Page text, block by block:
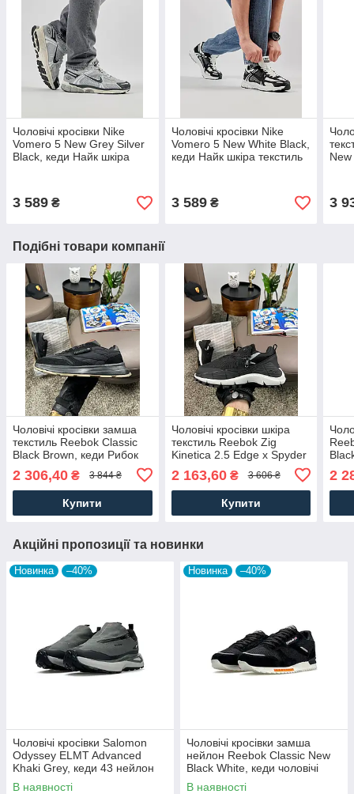
Чоловічі кросівки Nike
Vomero 5 New Grey Silver
Black, кеди Найк шкіра
3 589 ₴
Чоловічі кросівки Nike
Vomero 5 New White Black,
кеди Найк шкіра текстиль
3 589₴ 3
Подібні товари компанії
Чоловічі кросівки замша
текстиль Reebok Classic
Black Brown, кеди Рибок
Чоловіче взуття
2 306,40 ₴ 3 844 ₴
Купити
Чоловічі кросівки шкіра
текстиль Reebok Zig
Kinetica 2.5 Edge x Spyder
Black White, кеди Рибок.
Чоловіче взуття
2 163,60₴ 3 606 ₴
Купити
2
Акційні пропозиції та новинки
Новинка –40%
Чоловічі кросівки Salomon
Odyssey ELMT Advanced
Khaki Grey, кеди 43 нейлон
текстиль, Чоловіче взуття
В наявності
Новинка –40%
Чоловічі кросівки замша
нейлон Reebok Classic New
Black White, кеди чоловічі
Рибок чорні. Чоловіче взуття
В наявності